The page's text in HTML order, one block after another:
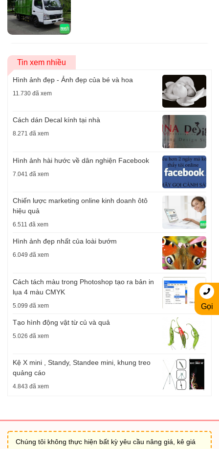
Tin xem nhiều
Hình ảnh đẹp - Ảnh đẹp của bé và hoa
11.730 đã xem
Cách dán Decal kính tại nhà
8.271 đã xem
Hình ảnh hài hước về dân nghiện Facebook
7.041 đã xem
Chiến lược marketing online kinh doanh ôtô
hiệu quả
6.511 đã xem
Hình ảnh đẹp nhất của loài bướm
6.049 đã xem
Cách tách màu trong Photoshop tạo ra bản in
lụa 4 màu CMYK
5.099 đã xem
Tạo hình động vật từ củ và quả
5.026 đã xem
Kệ X mini , Standy, Standee mini, khung treo
quảng cáo
4.843 đã xem
Chúng tôi không thực hiện bất kỳ yêu cầu nâng giá, kê giá
Gọi